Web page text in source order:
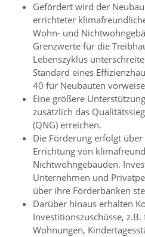
Gefördert wird der
errichteter
Wohn- und
Grenzwerte für die
Lebenszyklus
Standard eines
40 für Neubauten
Eine größere
zusätzlich das
(QNG) erreichen.
Die Förderung erfolgt
Errichtung von
Nichtwohngebäuden.
Unternehmen und
über ihre Förderbanken
Darüber hinaus erhalten
Investitionszuschüsse,
Wohnungen,